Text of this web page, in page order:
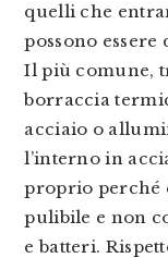
quelli che
possono essere
Il più comune,
borraccia
acciaio o
l’interno in
proprio perché
pulibile e non
e batteri.